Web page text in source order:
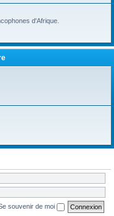
d'Afrique.
souvenir de moi